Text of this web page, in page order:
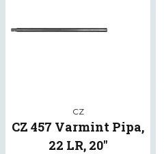
CZ
CZ 457 Varmint Pipa,
22 LR, 20"